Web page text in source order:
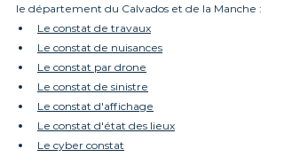
le département du Calvados et de la Manche :
Le constat de travaux
Le constat de nuisances
Le constat par drone
Le constat de sinistre
Le constat d'affichage
Le constat d'état des lieux
Le cyber constat